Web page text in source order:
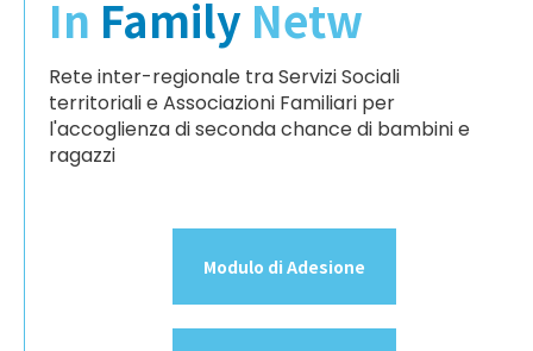
In Family Netw
Rete inter-regionale tra Servizi Sociali
territoriali e Associazioni Familiari per
l'accoglienza di seconda chance di bambini e
ragazzi
Modulo di Adesione